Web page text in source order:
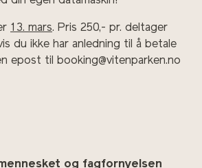
13. mars. Pris 250,- pr. deltager
du ikke har anledning til å betale
epost til booking@vitenparken.no
og fagfornyelsen